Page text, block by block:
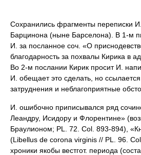
Сохранились фрагменты переписки
Барцинона (ныне Барселона). В 1-м
И. за посланное соч. «О
благодарность за похвалы Кирика в
Во 2-м послании Кирик просит И.
И. обещает это сделать, но
затруднения и неблагоприятные
И. ошибочно приписывался ряд
Леандру, Исидору и Флорентине»
Браулионом; PL. 72. Col. 893-894),
(Libellus de corona virginis // PL. 96.
хроники якобы вестгот. периода